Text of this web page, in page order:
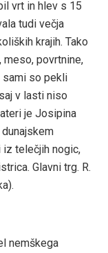
vrt in hlev s 15
tudi večja
krajih. Tako
povrtnine,
sami so pekli
v lasti niso
je Josipina
iz telečjih nogic,
Glavni trg. R.
nemškega